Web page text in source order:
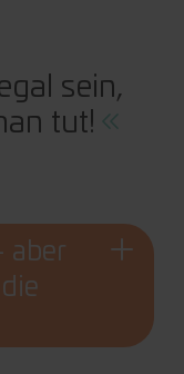
sein,
tut!
aber